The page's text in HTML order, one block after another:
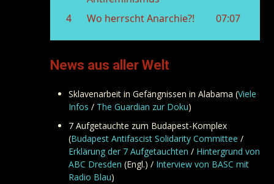
News aus aller Welt
Sklavenarbeit in Gefängnissen in Alabama (Viele
Infos / The Guardian zur Doku)
7 Aufgetauchte zum Budapest-Komplex
(Budapest Antifascist Solidarity Committee /
Erklärung der 7 Aufgetauchten / Hintergrund von
ABC Dresden (Engl.) / Interview von BASC mit
Radio Blau)